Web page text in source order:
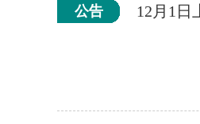
公告 12月1日